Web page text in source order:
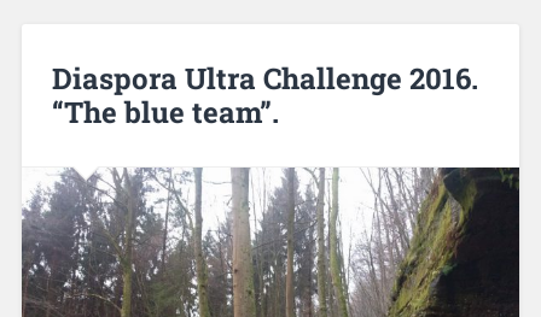
Diaspora Ultra Challenge 2016.
“The blue team”.